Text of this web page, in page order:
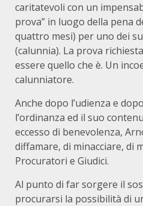
caritatevoli con un
prova” in luogo della pena
quattro mesi) per uno dei
(calunnia). La prova
essere quello che è. Un
calunniatore.
Anche dopo l’udienza e
l’ordinanza ed il suo
eccesso di benevolenza,
diffamare, di minacciare, di
Procuratori e Giudici.
Al punto di far sorgere il
procurarsi la possibilità di